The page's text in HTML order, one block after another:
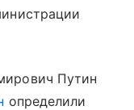
Путин
определили